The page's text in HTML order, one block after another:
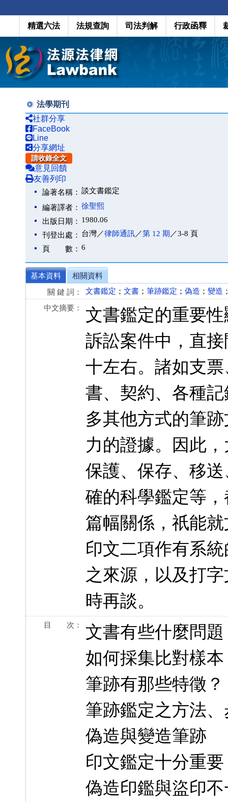
精選六法 法規查詢 司法判解 行政函釋
法學期刊
社群分享
FaceBook
Line
分享網址
請收錄全文
意見回饋
友善列印
論著名稱： 談文書鑑定
編著譯者： 徐聖熙
出版日期： 1980.06
刊登出處： 台灣／律師通訊／第 12 期 ／3-8 頁
頁 數： 6
基本資料
相關資料
關 鍵 詞：
文書鑑定 ； 文書 ； 筆跡鑑定 ； 偽造 ； 變造
中文摘要：
文書鑑定的重要
訴訟案件中，直
十左右。諸如支
書、契約、各種
多其他方式的筆
力的證據。因此
保護、保存、移
確的科學鑑定等
篇幅關係，祇能
印文二項作有系
之來源，以及打
時再談。
目 次：
文書有些什麼問題
如何採集比對樣本
筆跡有那些特徵？
筆跡鑑定之方法
偽造與變造筆跡
印文鑑定十分重要
偽造印鑑與盜印